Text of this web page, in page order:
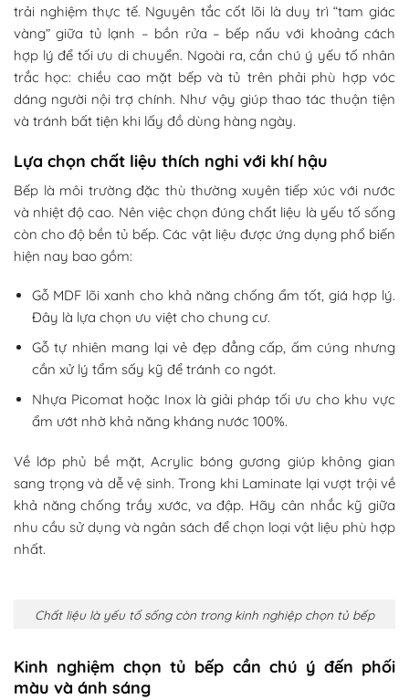
trải nghiệm thực tế. Nguyên tắc cốt lõi là duy trì “tam giác
vàng” giữa tủ lạnh – bồn rửa – bếp nấu với khoảng cách
hợp lý để tối ưu di chuyển. Ngoài ra, cần chú ý yếu tố nhân
trắc học: chiều cao mặt bếp và tủ trên phải phù hợp vóc
dáng người nội trợ chính. Như vậy giúp thao tác thuận tiện
và tránh bất tiện khi lấy đồ dùng hàng ngày.
Lựa chọn chất liệu thích nghi với khí hậu
Bếp là môi trường đặc thù thường xuyên tiếp xúc với nước
và nhiệt độ cao. Nên việc chọn đúng chất liệu là yếu tố sống
còn cho độ bền tủ bếp. Các vật liệu được ứng dụng phổ biến
hiện nay bao gồm:
Gỗ MDF lõi xanh cho khả năng chống ẩm tốt, giá hợp lý.
Đây là lựa chọn ưu việt cho chung cư.
Gỗ tự nhiên mang lại vẻ đẹp đẳng cấp, ấm cúng nhưng
cần xử lý tẩm sấy kỹ để tránh co ngót.
Nhựa Picomat hoặc Inox là giải pháp tối ưu cho khu vực
ẩm ướt nhờ khả năng kháng nước 100%.
Về lớp phủ bề mặt, Acrylic bóng gương giúp không gian
sang trọng và dễ vệ sinh. Trong khi Laminate lại vượt trội về
khả năng chống trầy xước, va đập. Hãy cân nhắc kỹ giữa
nhu cầu sử dụng và ngân sách để chọn loại vật liệu phù hợp
nhất.
Chất liệu là yếu tố sống còn trong kinh nghiệp chọn tủ bếp
Kinh nghiệm chọn tủ bếp cần chú ý đến phối
màu và ánh sáng